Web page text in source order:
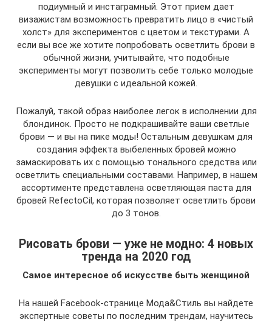
подиумный и инстаграмный. Этот прием дает
визажистам возможность превратить лицо в «чистый
холст» для экспериментов с цветом и текстурами. А
если вы все же хотите попробовать осветлить брови в
обычной жизни, учитывайте, что подобные
эксперименты могут позволить себе только молодые
девушки с идеальной кожей.
Пожалуй, такой образ наиболее легок в исполнении для
блондинок. Просто не подкрашивайте ваши светлые
брови — и вы на пике моды! Остальным девушкам для
создания эффекта выбеленных бровей можно
замаскировать их с помощью тонального средства или
осветлить специальными составами. Например, в нашем
ассортименте представлена осветляющая паста для
бровей RefectoCil, которая позволяет осветлить брови
до 3 тонов.
Рисовать брови — уже не модно: 4 новых
тренда на 2020 год
Самое интересное об искусстве быть женщиной
На нашей Facebook-странице Мода&Стиль вы найдете
экспертные советы по последним трендам, научитесь